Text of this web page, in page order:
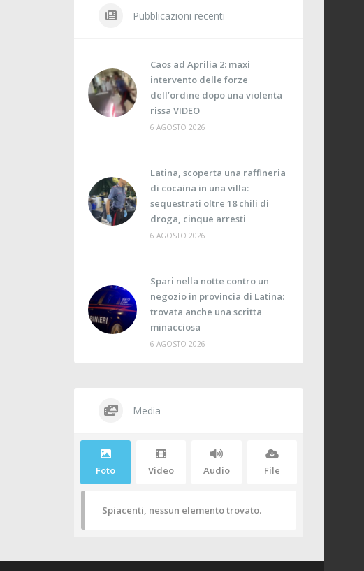
Pubblicazioni recenti
Caos ad Aprilia 2: maxi
intervento delle forze
dell’ordine dopo una violenta
rissa VIDEO
6 AGOSTO 2026
Latina, scoperta una raffineria
di cocaina in una villa:
sequestrati oltre 18 chili di
droga, cinque arresti
6 AGOSTO 2026
Spari nella notte contro un
negozio in provincia di Latina:
trovata anche una scritta
minacciosa
6 AGOSTO 2026
Media
Foto Video Audio File
Spiacenti, nessun elemento trovato.